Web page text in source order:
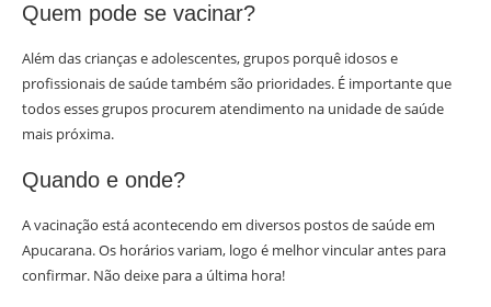
Quem pode se vacinar?
Além das crianças e adolescentes, grupos porquê idosos e
profissionais de saúde também são prioridades. É importante que
todos esses grupos procurem atendimento na unidade de saúde
mais próxima.
Quando e onde?
A vacinação está acontecendo em diversos postos de saúde em
Apucarana. Os horários variam, logo é melhor vincular antes para
confirmar. Não deixe para a última hora!